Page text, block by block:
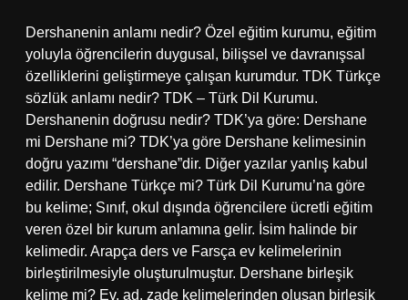
Dershanenin anlamı nedir? Özel eğitim kurumu, eğitim
yoluyla öğrencilerin duygusal, bilişsel ve davranışsal
özelliklerini geliştirmeye çalışan kurumdur. TDK Türkçe
sözlük anlamı nedir? TDK – Türk Dil Kurumu.
Dershanenin doğrusu nedir? TDK’ya göre: Dershane
mi Dershane mi? TDK’ya göre Dershane kelimesinin
doğru yazımı “dershane”dir. Diğer yazılar yanlış kabul
edilir. Dershane Türkçe mi? Türk Dil Kurumu’na göre
bu kelime; Sınıf, okul dışında öğrencilere ücretli eğitim
veren özel bir kurum anlamına gelir. İsim halinde bir
kelimedir. Arapça ders ve Farsça ev kelimelerinin
birleştirilmesiyle oluşturulmuştur. Dershane birleşik
kelime mi? Ev, ad, zade kelimelerinden oluşan birleşik